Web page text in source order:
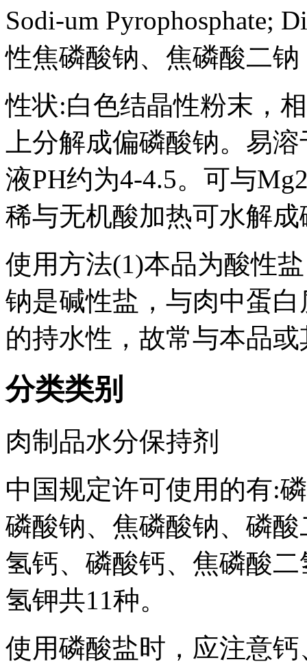
Sodi-um Pyrophosphate;
性焦磷酸钠、焦磷酸二钠
性状:白色结晶性粉末，
上分解成偏磷酸钠。易
液PH约为4-4.5。可与
稀与无机酸加热可水解成
使用方法(1)本品为酸性
钠是碱性盐，与肉中蛋
的持水性，故常与本品
分类类别
肉制品水分保持剂
中国规定许可使用的有:
磷酸钠、焦磷酸钠、磷
氢钙、磷酸钙、焦磷酸
氢钾共11种。
使用磷酸盐时，应注意